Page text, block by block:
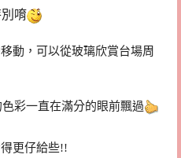
唷
動，可以從玻璃欣賞台場周
彩一直在滿分的眼前飄過
更仔給些!!